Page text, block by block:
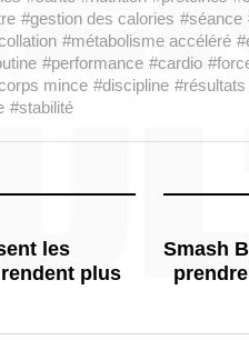
#gestion des calories #séance
#métabolisme accéléré
#performance #cardio
mince #discipline #résultats
#stabilité
les
plus
Smash